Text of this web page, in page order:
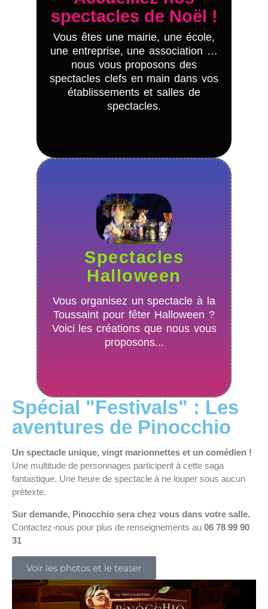
spectacles de Noël !
Vous êtes une mairie, une école,
une entreprise, une association …
nous vous proposons des
spectacles clefs en main dans vos
établissements et salles de
spectacles.
à découvrir
Les lutins farceurs
La croisière du Père-Noël
Mystère et boules de neiges
Panique chez le père noël
Spectacles
Halloween
Vous organisez un spectacle à la
Toussaint pour fêter Halloween ?
Voici les créations que nous vous
proposons...
pour rire et
avoir peur !
Franck'euch't'aime
L'Académie du Nez Crochu
Panique au manoir
Tout savoir sur nos
spectacles d'Halloween
Spécial "Festivals" : Les
aventures de Pinocchio
Un spectacle unique, vingt marionnettes et un comédien !
Une multitude de personnages participent à cette saga
fantastique. Une heure de spectacle à ne louper sous aucun
prétexte.
Sur demande, Pinocchio sera chez vous dans votre salle.
Contactez-nous pour plus de renseignements au 06 78 99 90
31
Voir les photos et le teaser